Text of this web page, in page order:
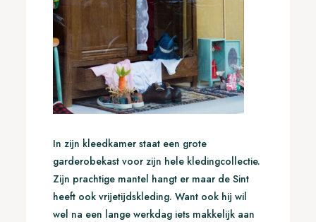
In zijn kleedkamer staat een grote
garderobekast voor zijn hele kledingcollectie.
Zijn prachtige mantel hangt er maar de Sint
heeft ook vrijetijdskleding. Want ook hij wil
wel na een lange werkdag iets makkelijk aan